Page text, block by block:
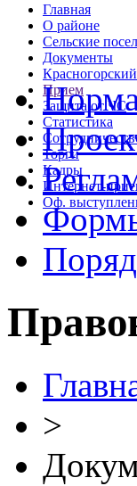
Главная
О районе
Сельские
Документы
Прием
Защита от ЧС
Статистика
Торги
Кадры
Интернет-
Оф.
>